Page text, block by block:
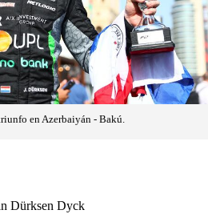
en Azerbaiyán - Bakú.
Dürksen Dyck